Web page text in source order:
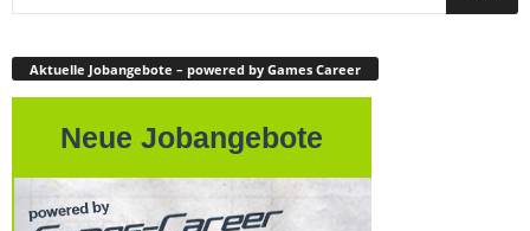
Aktuelle Jobangebote – powered by Games Career